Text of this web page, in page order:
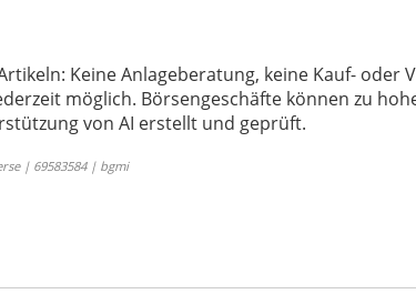
Keine Anlageberatung, keine Kauf-
möglich. Börsengeschäfte können zu
von AI erstellt und geprüft.
| 69583584 | bgmi